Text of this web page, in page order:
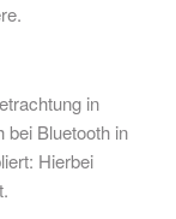
in
bei Bluetooth in
Hierbei